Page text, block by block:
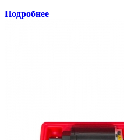
Подробнее